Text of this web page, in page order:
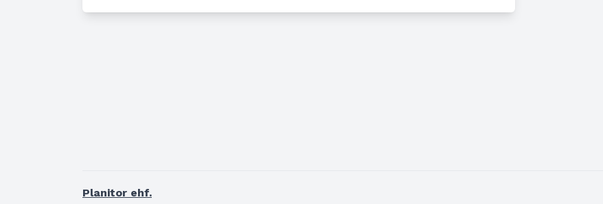
Planitor ehf.